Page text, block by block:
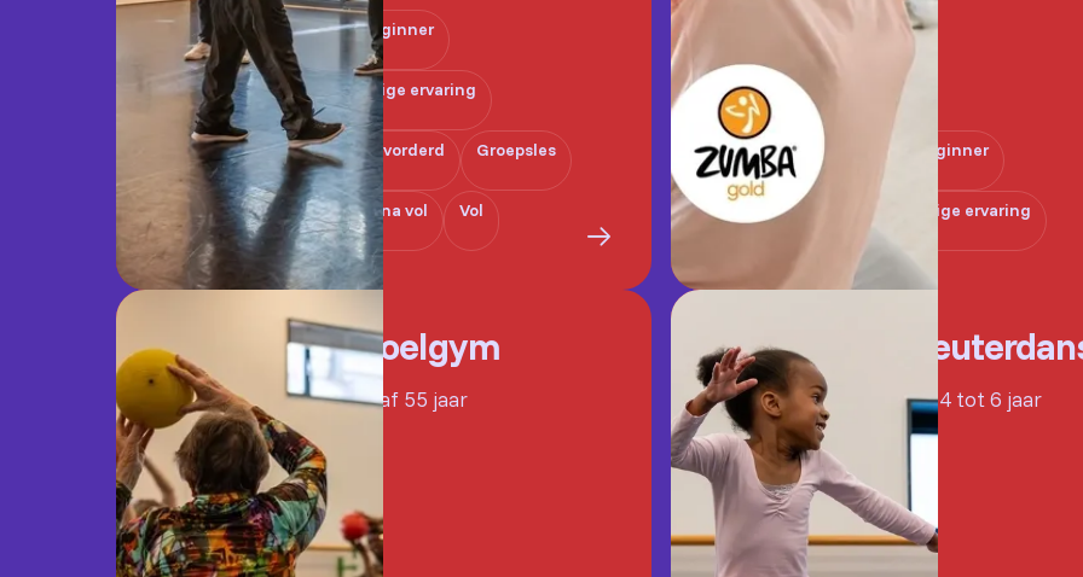
Beginner
Enige ervaring
Gevorderd Groepsles
Bijna vol Vol
Beginner
Enige ervaring
Stoelgym
Vanaf 55 jaar Van 4 tot 6 jaar